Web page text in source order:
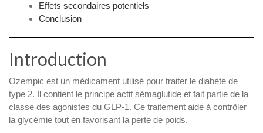
Effets secondaires potentiels
Conclusion
Introduction
Ozempic est un médicament utilisé pour traiter le diabète de
type 2. Il contient le principe actif sémaglutide et fait partie de la
classe des agonistes du GLP-1. Ce traitement aide à contrôler
la glycémie tout en favorisant la perte de poids.